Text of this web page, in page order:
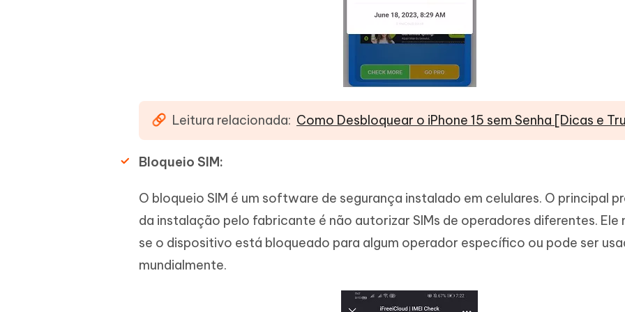
Leitura relacionada: Como Desbloquear o iPhone 15 sem Senha [Dicas e
Bloqueio SIM:
O bloqueio SIM é um software de segurança instalado em celulares. O principal
da instalação pelo fabricante é não autorizar SIMs de operadores diferentes. Ele
se o dispositivo está bloqueado para algum operador específico ou pode ser
mundialmente.